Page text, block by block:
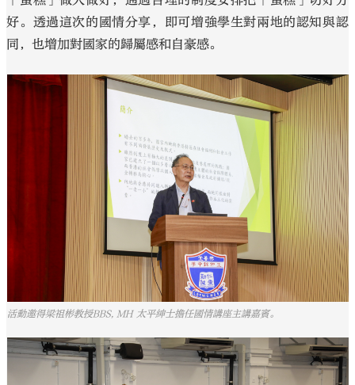
好。透過這次的國情分享，即可增強學生對兩地的認知與認
同，也增加對國家的歸屬感和自豪感。
活動邀得梁祖彬教授BBS, MH 太平紳士擔任國情講座主講嘉賓。